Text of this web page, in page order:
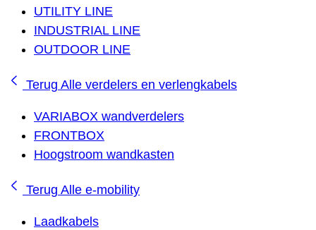
UTILITY LINE
INDUSTRIAL LINE
OUTDOOR LINE
Terug Alle verdelers en verlengkabels
VARIABOX wandverdelers
FRONTBOX
Hoogstroom wandkasten
Terug Alle e-mobility
Laadkabels